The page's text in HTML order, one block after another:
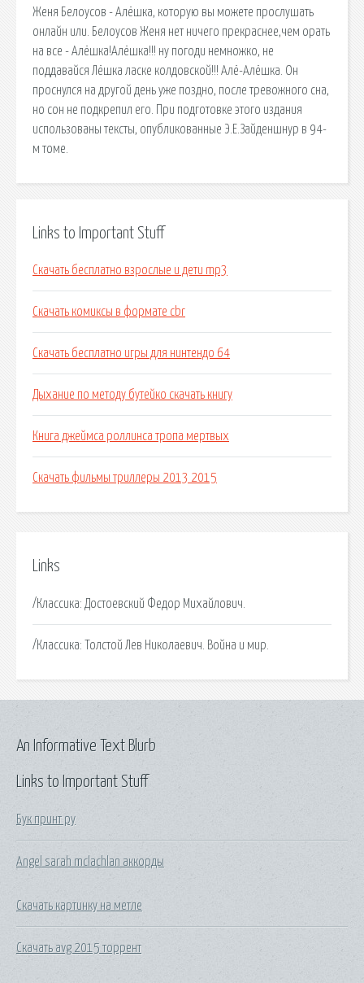
Женя Белоусов - Алёшка, которую вы можете прослушать
онлайн или. Белоусов Женя нет ничего прекраснее,чем орать
на все - Алёшка!Алёшка!!! ну погоди немножко, не
поддавайся Лёшка ласке колдовской!!! Алё-Алёшка. Он
проснулся на другой день уже поздно, после тревожного сна,
но сон не подкрепил его. При подготовке этого издания
использованы тексты, опубликованные Э.Е.Зайденшнур в 94-
м томе.
Links to Important Stuff
Скачать бесплатно взрослые и дети mp3
Скачать комиксы в формате cbr
Скачать бесплатно игры для нинтендо 64
Дыхание по методу бутейко скачать книгу
Книга джеймса роллинса тропа мертвых
Скачать фильмы триллеры 2013 2015
Links
/Классика: Достоевский Федор Михайлович.
/Классика: Толстой Лев Николаевич. Война и мир.
Links to Important Stuff
Бук принт ру
Angel sarah mclachlan аккорды
Скачать картинку на метле
Скачать avg 2015 торрент
An Informative Text Blurb